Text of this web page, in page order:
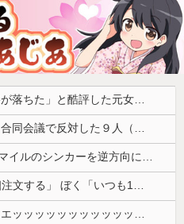
「アニソン盆祭りで日本の品格が落ちた」と酷評した元女優、「あんたが品格を語るのかよ！」と総ツッコミを食らってしまい……
【！】高市政権の消費税減税 合同会議で反対した９人（自民党議員）が晒されてしまうｗｗｗｗｗｗ
韓国人「日本の村上宗隆、100マイルのシンカーを逆方向に・・・2戦連発の26号ソロホームラン」→「羨ましすぎる 韓国はこんな打者がいなのか」「ア...
【悲報】 取引先専務「Aを20個注文する」 ぼく「いつも1～2個しか使わないけど本当に20であってる？」 取専「あってる」→結果『こう』なったんだが...
【画像】北朝鮮のビアガール、エッッッッッッッッッッッッッッッッッ！